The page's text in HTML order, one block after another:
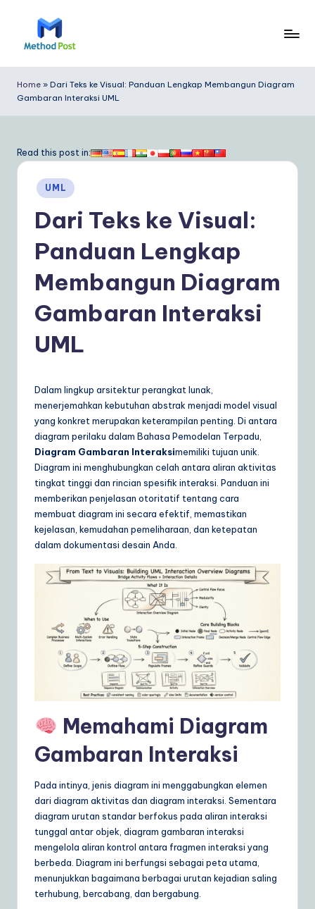
e
t
o
In
si
Y
o
o
A
&
S
Home » Dari Teks ke Visual: Panduan Lengkap Membangun Diagram
Gambaran Interaksi UML
Read this post in:
Posted
in
UML
Dari Teks ke Visual:
Panduan Lengkap
Membangun Diagram
Gambaran Interaksi
UML
Dalam lingkup arsitektur perangkat lunak,
menerjemahkan kebutuhan abstrak menjadi model visual
yang konkret merupakan keterampilan penting. Di antara
diagram perilaku dalam Bahasa Pemodelan Terpadu,
Diagram Gambaran Interaksimemiliki tujuan unik.
Diagram ini menghubungkan celah antara aliran aktivitas
tingkat tinggi dan rincian spesifik interaksi. Panduan ini
memberikan penjelasan otoritatif tentang cara
membuat diagram ini secara efektif, memastikan
kejelasan, kemudahan pemeliharaan, dan ketepatan
dalam dokumentasi desain Anda.
Memahami Diagram
Gambaran Interaksi
Pada intinya, jenis diagram ini menggabungkan elemen
dari diagram aktivitas dan diagram interaksi. Sementara
diagram urutan standar berfokus pada aliran interaksi
tunggal antar objek, diagram gambaran interaksi
mengelola aliran kontrol antara fragmen interaksi yang
berbeda. Diagram ini berfungsi sebagai peta utama,
menunjukkan bagaimana berbagai urutan kejadian saling
terhubung, bercabang, dan bergabung.